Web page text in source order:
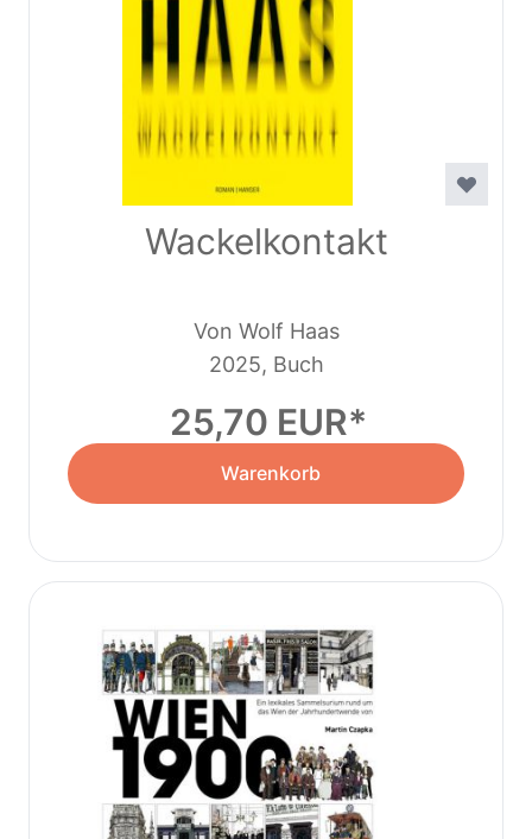
Wackelkontakt
Von Wolf Haas
2025, Buch
25,70 EUR
Warenkorb